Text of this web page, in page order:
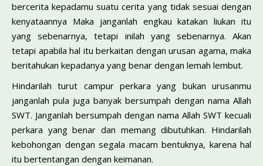
bercerita kepadamu suatu cerita yang tidak sesuai dengan
kenyataannya Maka janganlah engkau katakan liukan itu
yang sebenarnya, tetapi inilah yang sebenarnya. Akan
tetapi apabila hal itu berkaitan dengan urusan agama, maka
beritahukan kepadanya yang benar dengan lemah lembut.
Hindarilah turut campur perkara yang bukan urusanmu
janganlah pula juga banyak bersumpah dengan nama Allah
SWT. Janganlah bersumpah dengan nama Allah SWT kecuali
perkara yang benar dan memang dibutuhkan. Hindarilah
kebohongan dengan segala macam bentuknya, karena hal
itu bertentangan dengan keimanan.